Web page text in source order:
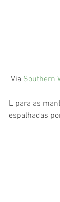
Via Southern
E para as
espalhadas